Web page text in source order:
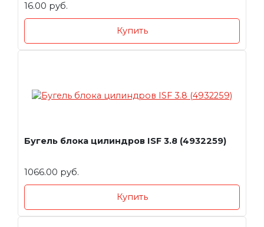
16.00 руб.
Купить
Бугель блока цилиндров ISF 3.8 (4932259)
1066.00 руб.
Купить